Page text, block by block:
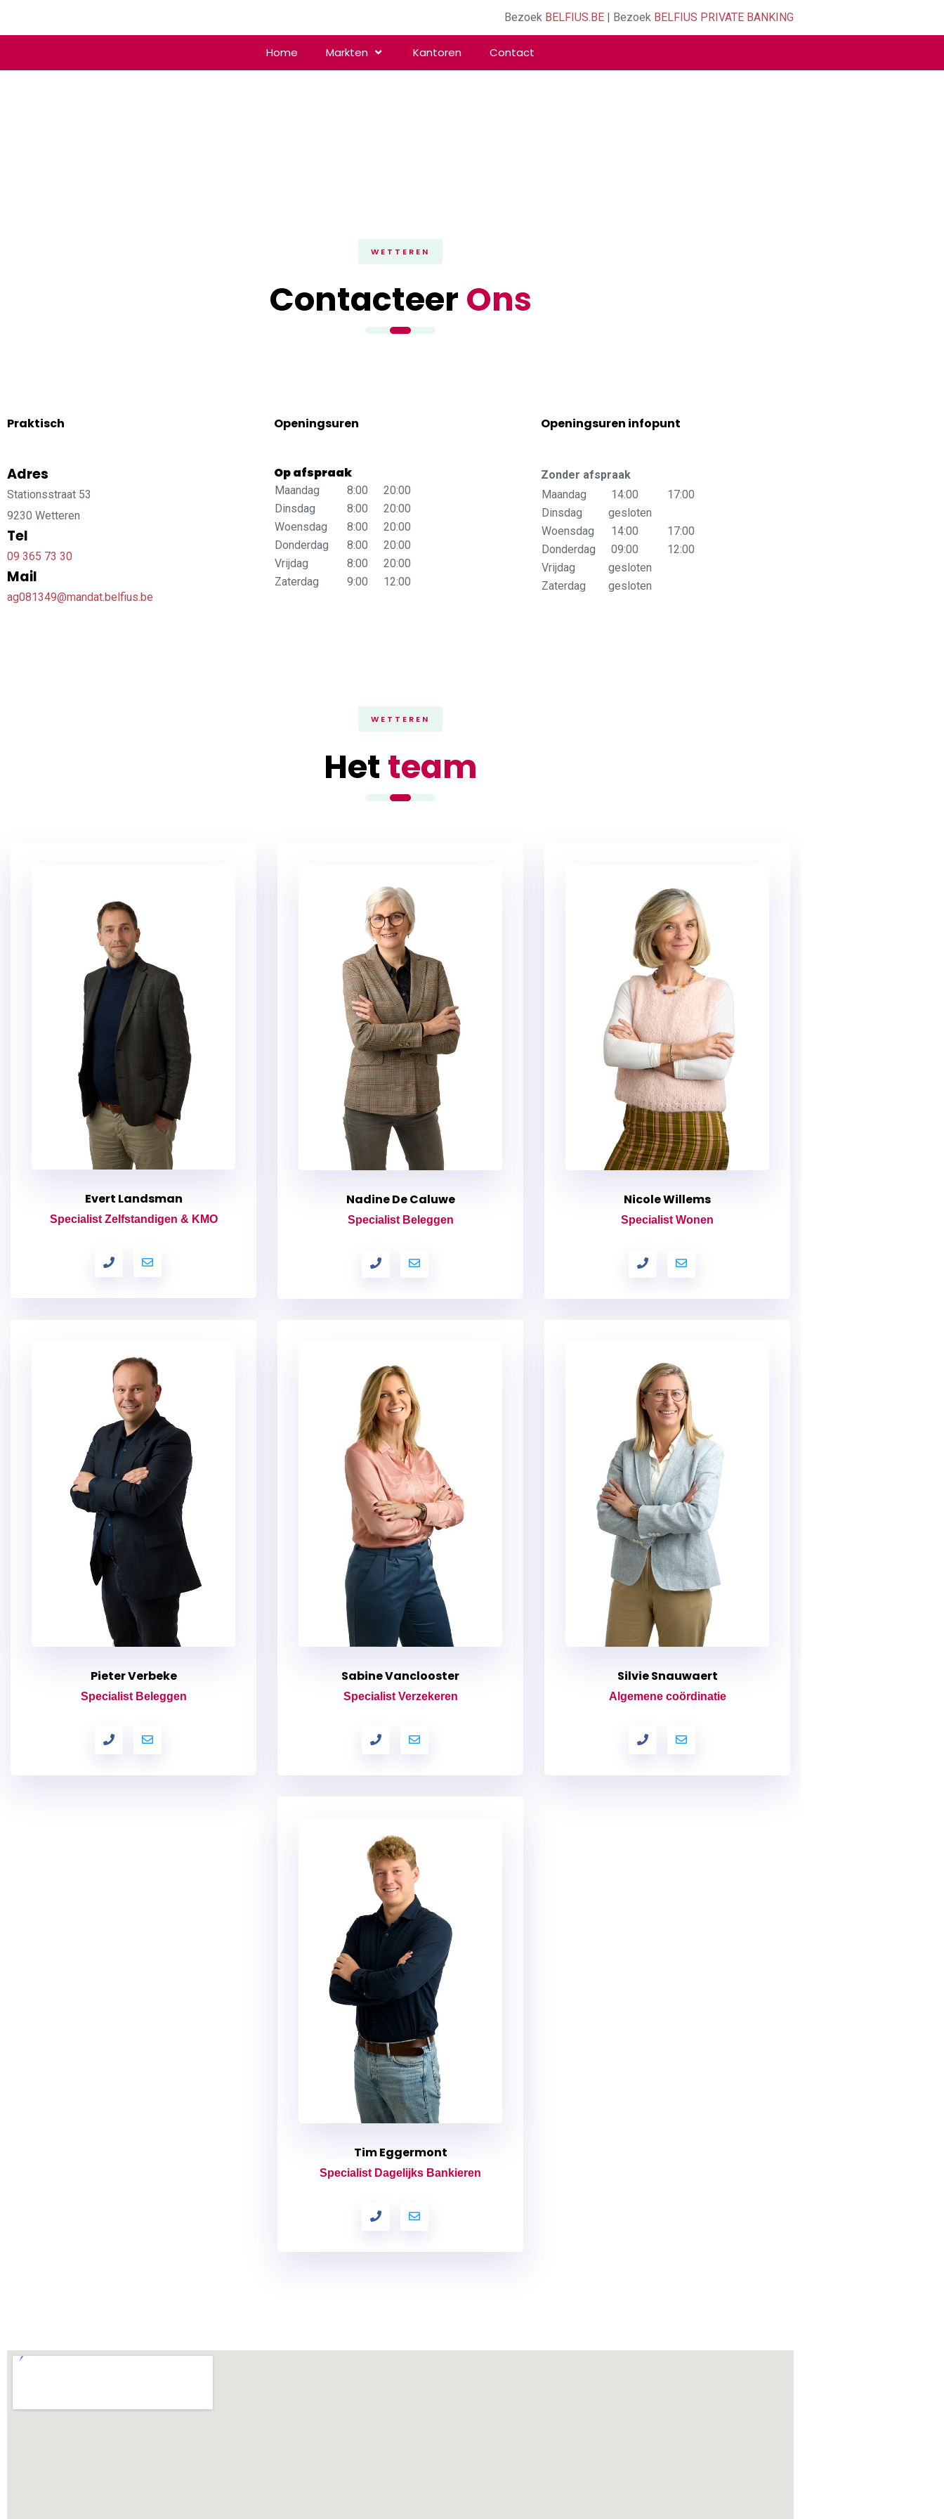
Bezoek BELFIUS.BE| Bezoek BELFIUS PRIVATE BANKING
Home Markten Kantoren Contact
WETTEREN
Contacteer Ons
Praktisch
Adres
Stationsstraat 53
9230 Wetteren
Tel
09 365 73 30
Mail
ag081349@mandat.belfius.be
Openingsuren
Op afspraak
Maandag 8:00
20:00
Dinsdag
8:00
20:00
Woensdag
8:00
20:00
Donderdag
8:00
20:00
Vrijdag
8:00
20:00
Zaterdag
9:00 12:00
Openingsuren infopunt
Zonder afspraak
Maandag
14:00
17:00
Dinsdag
gesloten
Woensdag
14:00
17:00
Donderdag
09:00
12:00
Vrijdag
gesloten
Zaterdag
gesloten
WETTEREN
Het team
Evert Landsman
Specialist Zelfstandigen & KMO
Nadine De Caluwe
Specialist Beleggen
Nicole Willems
Specialist Wonen
Pieter Verbeke
Specialist Beleggen
Sabine Vanclooster
Specialist Verzekeren
Silvie Snauwaert
Algemene coördinatie
Tim Eggermont
Specialist Dagelijks Bankieren